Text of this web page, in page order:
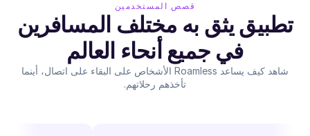
قصص المستخدمين
تطبيق يثق به مختلف المسافرين
في جميع أنحاء العالم
شاهد كيف يساعد Roamless الأشخاص على البقاء على اتصال، أينما
تأخذهم رحلاتهم.